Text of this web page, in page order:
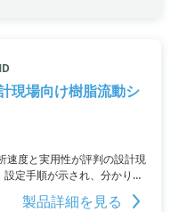
現場向け樹脂流動シ
速度と実用性が評判の設計現
定手順が示され、分かりや
変形予測機能が搭載。
製品詳細を見る